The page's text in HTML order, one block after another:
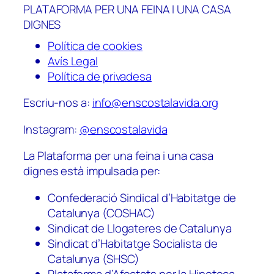
PLATAFORMA PER UNA FEINA I UNA CASA
DIGNES
Política de cookies
Avís Legal
Política de privadesa
Escriu-nos a: info@enscostalavida.org
Instagram: @enscostalavida
La Plataforma per una feina i una casa
dignes està impulsada per:
Confederació Sindical d’Habitatge de
Catalunya (COSHAC)
Sindicat de Llogateres de Catalunya
Sindicat d’Habitatge Socialista de
Catalunya (SHSC)